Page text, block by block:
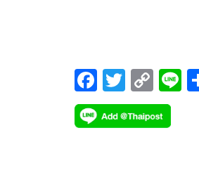
การนำเข้าหมู ต้องหารือกั
นำเข้าหมูมีสารเร่งเนื้อแดง
F
ac
e
T
wi
tt
C
o
p